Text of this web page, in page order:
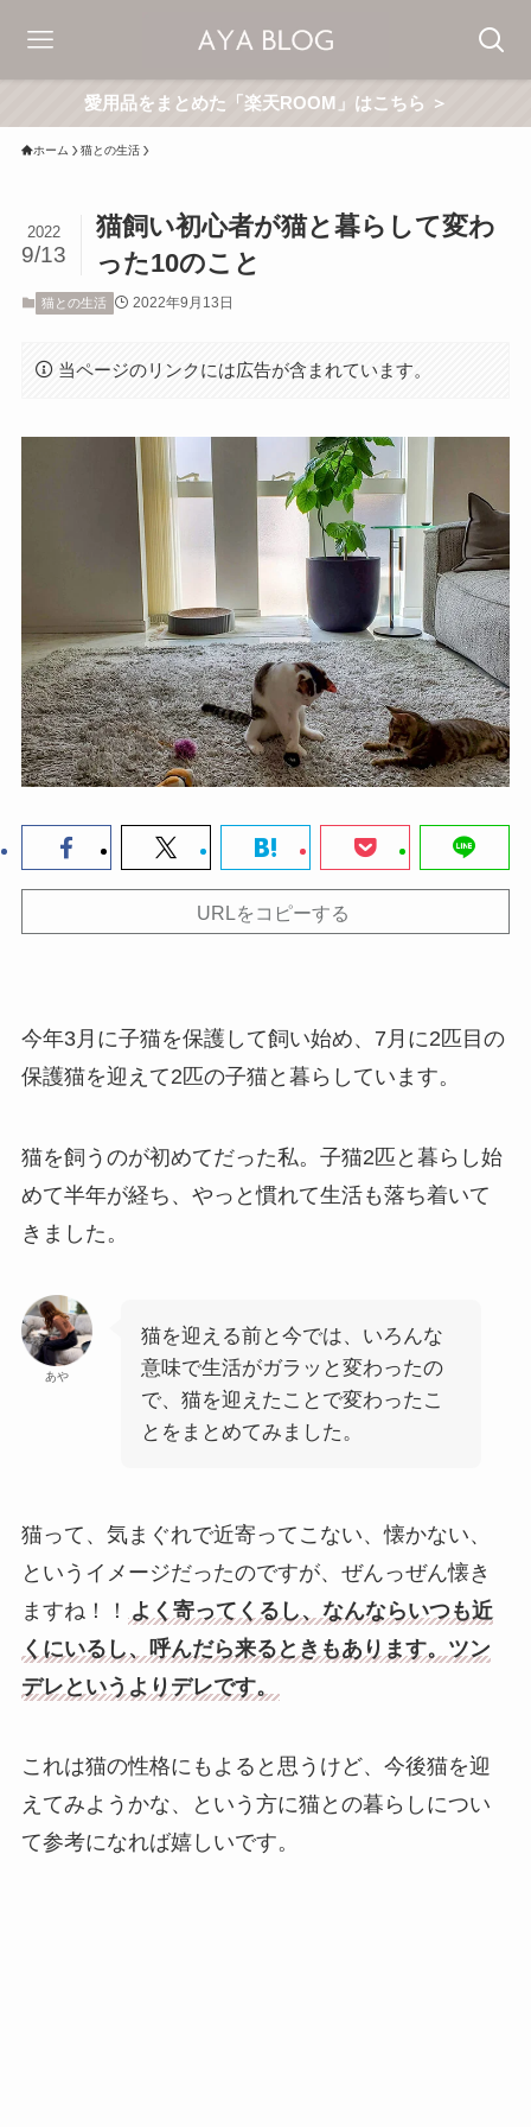
愛用品をまとめた「楽天ROOM」はこちら ＞
ホーム 猫との生活
猫飼い初心者が猫と暮らして変わ
った10のこと
2022
9/13
猫との生活 2022年9月13日
当ページのリンクには広告が含まれています。
URLをコピーする
今年3月に子猫を保護して飼い始め、7月に2匹目の
保護猫を迎えて2匹の子猫と暮らしています。
猫を飼うのが初めてだった私。子猫2匹と暮らし始
めて半年が経ち、やっと慣れて生活も落ち着いて
きました。
あや
猫を迎える前と今では、いろんな
意味で生活がガラッと変わったの
で、猫を迎えたことで変わったこ
とをまとめてみました。
猫って、気まぐれで近寄ってこない、懐かない、
というイメージだったのですが、ぜんっぜん懐き
ますね！！ よく寄ってくるし、なんならいつも近
くにいるし、呼んだら来るときもあります。ツン
デレというよりデレです。
これは猫の性格にもよると思うけど、今後猫を迎
えてみようかな、という方に猫との暮らしについ
て参考になれば嬉しいです。